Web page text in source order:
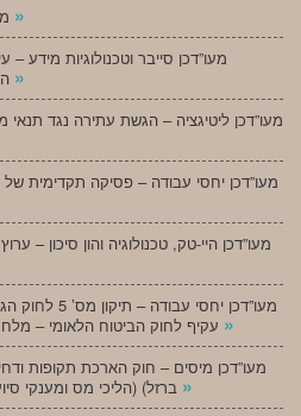
»
מעו”דכן סייבר וטכנולוגיות מידע
»
מעו”דכן ליטיגציה – הגשת עתירה נגד
מעו”דכן יחסי עבודה – פסיקה תקדימית
מעו”דכן היי-טק, טכנולוגיה והון סיכון –
מעו”דכן יחסי
»
מעו”דכן מיסים – חוק הארכת תקופות
»